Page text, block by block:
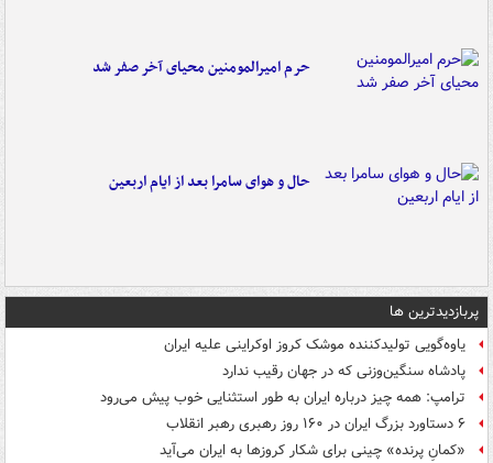
حرم امیرالمومنین محیای آخر صفر شد
حال و هوای سامرا بعد از ایام اربعین
پربازدیدترین ها
یاوه‌گویی تولیدکننده موشک کروز اوکراینی علیه ایران
پادشاه سنگین‌وزنی که در جهان رقیب ندارد
ترامپ: همه چیز درباره ایران به طور استثنایی خوب پیش می‌رود
۶ دستاورد بزرگ ایران در ۱۶۰ روز رهبری رهبر انقلاب
«کمانِ پرنده» چینی برای شکار کروزها به ایران می‌آید